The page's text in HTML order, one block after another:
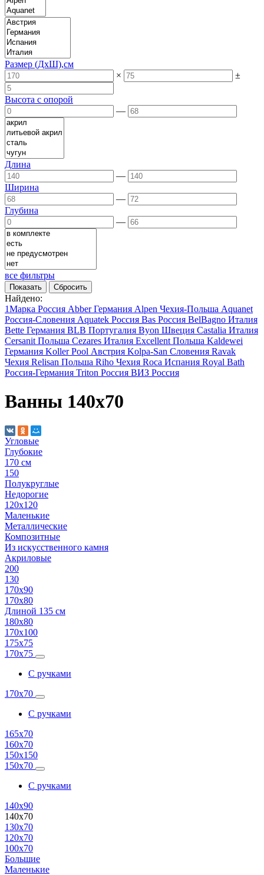
Размер (ДхШ),см
×
±
Высота с опорой
—
Длина
—
Ширина
—
Глубина
—
все фильтры
Найдено:
1Марка Россия AbberГермания Alpen Чехия-Польша Aquanet
Россия-Словения Aquatek Россия Bas Россия BelBagno Италия
Bette Германия BLB Португалия Byon Швеция Castalia Италия
Cersanit Польша Cezares Италия Excellent Польша Kaldewei
Германия Koller Pool Австрия Kolpa-San Словения Ravak
Чехия Relisan Польша Riho Чехия Roca Испания Royal Bath
Россия-Германия Triton Россия ВИЗ Россия
Ванны 140х70
Угловые
Глубокие
170 см
150
Полукруглые
Недорогие
120х120
Маленькие
Металлические
Композитные
Из искусственного камня
Акриловые
200
130
170х90
170х80
Длиной 135 см
180х80
170х100
175х75
170х75
С ручками
170х70
С ручками
165х70
160х70
150х150
150х70
С ручками
140х90
140х70
130х70
120х70
100х70
Большие
Маленькие